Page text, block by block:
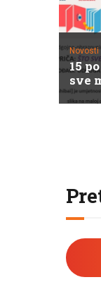
Novosti
15
sve
Pretraži: